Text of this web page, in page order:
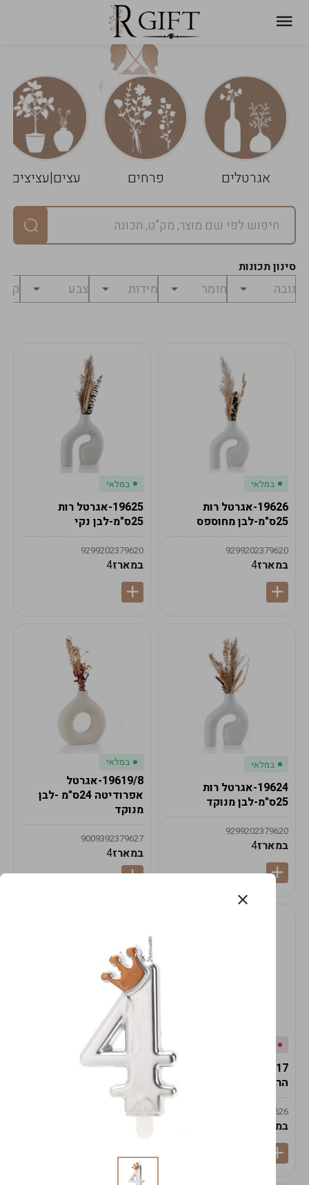
אגרטלים פרחים עצים|עציצים
סינון תכונות
במלאי
19626-אגרטל רות
25ס"מ-לבן מחוספס
9299202379620
במארז4
במלאי
19625-אגרטל רות
25ס"מ-לבן נקי
9299202379620
במארז4
במלאי
19624-אגרטל רות
25ס"מ-לבן מנוקד
9299202379620
במארז4
במלאי
19619/8-אגרטל
אפרודיטה 24ס"מ -לבן
מנוקד
9009392379627
במארז4
הרמס 19ס"מ -לבן נקי
9009492379626
במארז
במלאי
19617/6-אגרטל הרמס
9009492379626
עגלת
שלך
ניקוי
הסל
במארז
מחיר
לפני
₪0
לתשלום